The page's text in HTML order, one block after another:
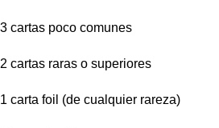
3 cartas poco comunes
2 cartas raras o superiores
1 carta foil (de cualquier rareza)